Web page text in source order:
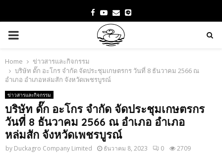
Facebook
Youtube
Email
PRIMARY
MENU
Home
ข่าวสารและกิจกรรม
บริษัท ดั๊ก อะโกร จำกัด จัดประชุมเกษตรกร วันที่ 8 ธันวาคม 2566 ณ
อำเภอ อำเภอหล่มสัก จังหวัดเพชรบูรณ์
ข่าวสารและกิจกรรม
บริษัท ดั๊ก อะโกร จำกัด จัดประชุมเกษตรกร
วันที่ 8 ธันวาคม 2566 ณ อำเภอ อำเภอ
หล่มสัก จังหวัดเพชรบูรณ์
by Duckagro Company Limited ธันวาคม 8, 2023 0 2709